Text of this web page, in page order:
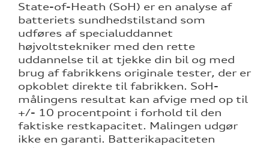
State-of-Heath (SoH) er en analyse af
batteriets sundhedstilstand som
udføres af specialuddannet
højvoltstekniker med den rette
uddannelse til at tjekke din bil og med
brug af fabrikkens originale tester, der er
opkoblet direkte til fabrikken. SoH-
målingens resultat kan afvige med op til
+/- 10 procentpoint i forhold til den
faktiske restkapacitet. Malingen udgør
ikke en garanti. Batterikapaciteten